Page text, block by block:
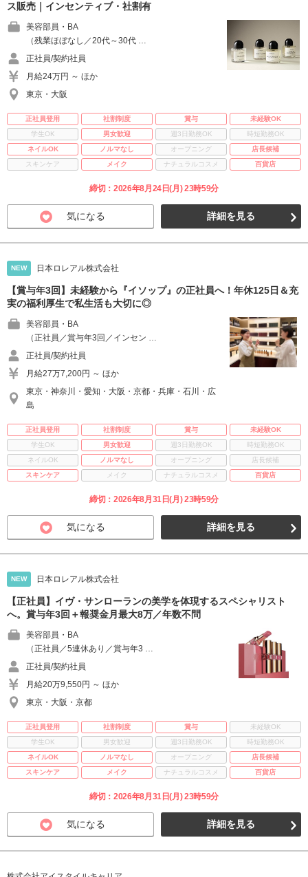
ス販売｜インセンティブ・社割有
美容部員・BA
（残業ほぼなし／20代～30代 …
正社員/契約社員
月給24万円 ～ ほか
東京・大阪
正社員登用 社割制度 賞与
未経験OK
学生OK
男女歓迎 週3日勤務OK
時短勤務OK
ネイルOK
ノルマなし オープニング
店長候補
スキンケア
メイク ナチュラルコスメ 百貨店
締切：2026年8月24日(月) 23時59分
気になる 詳細を見る
NEW 日本ロレアル株式会社
【賞与年3回】未経験から『イソップ』の正社員へ！年休125日＆充
実の福利厚生で私生活も大切に◎
美容部員・BA
（正社員／賞与年3回／インセン …
正社員/契約社員
月給27万7,200円 ～ ほか
東京・神奈川・愛知・大阪・京都・兵庫・石川・広
島
正社員登用 社割制度 賞与
未経験OK
学生OK
男女歓迎 週3日勤務OK
時短勤務OK
ネイルOK
ノルマなし オープニング
店長候補
スキンケア
メイク ナチュラルコスメ 百貨店
締切：2026年8月31日(月) 23時59分
気になる 詳細を見る
NEW 日本ロレアル株式会社
【正社員】イヴ・サンローランの美学を体現するスペシャリスト
へ。賞与年3回＋報奨金月最大8万／年数不問
美容部員・BA
（正社員／5連休あり／賞与年3 …
正社員/契約社員
月給20万9,550円 ～ ほか
東京・大阪・京都
正社員登用 社割制度 賞与
未経験OK
学生OK
男女歓迎 週3日勤務OK
時短勤務OK
ネイルOK
ノルマなし オープニング
店長候補
スキンケア
メイク ナチュラルコスメ 百貨店
締切：2026年8月31日(月) 23時59分
気になる 詳細を見る